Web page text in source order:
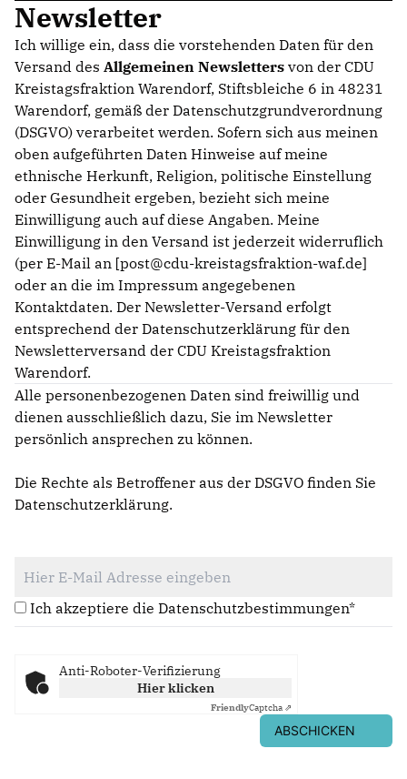
KREISAUSSCHUSS
AUSSCHUSS FÜR SCHULE, KULTUR UND SPORT
BAUAUSSCHUSS
FINANZAUSSCHUSS
AUSSCHUSS FÜR ARBEIT, SOZIALES UND GESUNDHEIT
AUSSCHUSS FÜR WIRTSCHAFT, UMWELT UND PLANUNG
POLIZEIBEIRAT
CDU Kreisverband Warendorf-Beckum
CDU Regionalrat Münster
LWL-Fraktion der CDU
Kommunalpolitische Vereinigung KPV NRW
Newsletter
Ich willige ein, dass die vorstehenden Daten für den
Versand des Allgemeinen Newsletters von der CDU
Kreistagsfraktion Warendorf, Stiftsbleiche 6 in 48231
Warendorf, gemäß der Datenschutzgrundverordnung
(DSGVO) verarbeitet werden. Sofern sich aus meinen
oben aufgeführten Daten Hinweise auf meine
ethnische Herkunft, Religion, politische Einstellung
oder Gesundheit ergeben, bezieht sich meine
Einwilligung auch auf diese Angaben. Meine
Einwilligung in den Versand ist jederzeit widerruflich
(per E-Mail an [post@cdu-kreistagsfraktion-waf.de]
oder an die im Impressum angegebenen
Kontaktdaten. Der Newsletter-Versand erfolgt
entsprechend der Datenschutzerklärung für den
Newsletterversand der CDU Kreistagsfraktion
Warendorf.
Alle personenbezogenen Daten sind freiwillig und
dienen ausschließlich dazu, Sie im Newsletter
persönlich ansprechen zu können.
Die Rechte als Betroffener aus der DSGVO finden Sie
Datenschutzerklärung.
Ich akzeptiere die Datenschutzbestimmungen*
Anti-Roboter-Verifizierung
Hier klicken
FriendlyCaptcha ⇗
ABSCHICKEN